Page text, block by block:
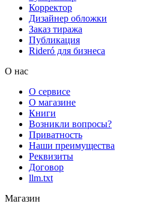
Корректор
Дизайнер обложки
Заказ тиража
Публикация
Rideró для бизнеса
О нас
О сервисе
О магазине
Книги
Возникли вопросы?
Приватность
Наши преимущества
Реквизиты
Договор
llm.txt
Магазин